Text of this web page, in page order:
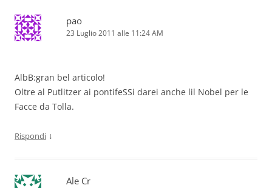
pao
23 Luglio 2011 alle 11:24 AM
AlbB:gran bel articolo!
Oltre al Putlitzer ai pontifeSSi darei anche lil Nobel per le
Facce da Tolla.
Rispondi ↓
Ale Cr